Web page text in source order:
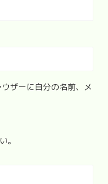
ザーに自分の名前、メ
。